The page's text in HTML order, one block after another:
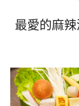
最愛的麻